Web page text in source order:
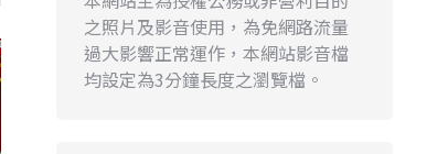
之照片及影音使用，為免網路流量
過大影響正常運作，本網站影音檔
均設定為3分鐘長度之瀏覽檔。